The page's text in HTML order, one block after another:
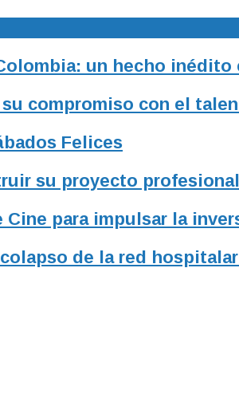
un hecho
compromiso con el
Felices
su proyecto profesional
para impulsar la
de la red